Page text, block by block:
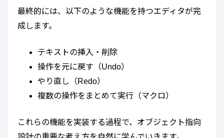
最終的には、以下のような機能を持つエディタが完
成します。
テキストの挿入・削除
操作を元に戻す（Undo）
やり直し（Redo）
複数の操作をまとめて実行（マクロ）
これらの機能を実装する過程で、オブジェクト指向